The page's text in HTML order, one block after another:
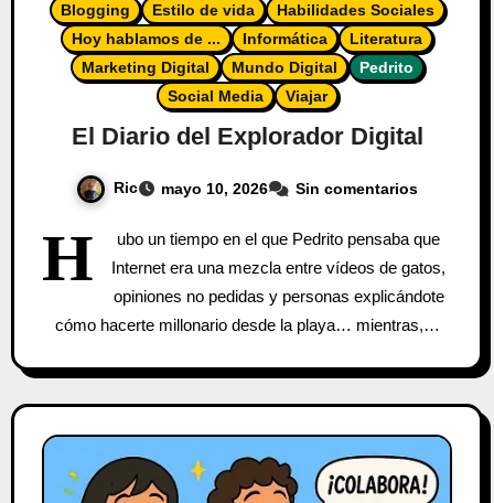
Blogging Estilo de vida
Habilidades Sociales
Hoy hablamos de ...
Informática
Literatura
Marketing Digital
Mundo Digital
Pedrito
Social Media
Viajar
El Diario del Explorador Digital
Ric mayo 10, 2026 Sin comentarios
H
ubo un tiempo en el que Pedrito pensaba que
Internet era una mezcla entre vídeos de gatos,
opiniones no pedidas y personas explicándote
cómo hacerte millonario desde la playa… mientras,…